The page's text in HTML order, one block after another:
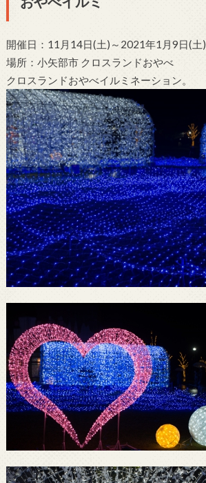
開催日：11月14日(土)～2021年1月9日(土)
場所：小矢部市 クロスランドおやべ
クロスランドおやべイルミネーション。